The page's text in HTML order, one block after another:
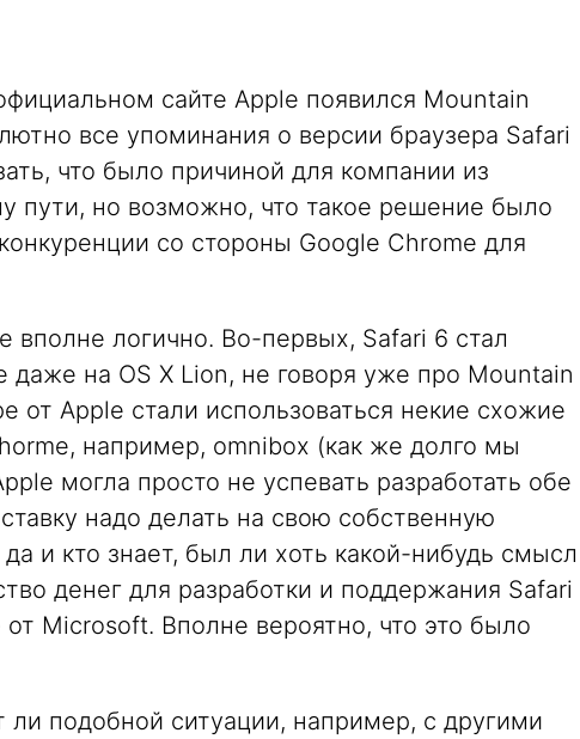
сайте Apple появился Mountain
все упоминания о версии браузера Safari
что было причиной для компании из
пути, но возможно, что такое решение было
со стороны Google Chrome для
логично. Во-первых, Safari 6 стал
даже на OS X Lion, не говоря уже про Mountain
от Apple стали использоваться некие схожие
например, omnibox (как же долго мы
могла просто не успевать разработать обе
надо делать на свою собственную
и кто знает, был ли хоть какой-нибудь смысл
денег для разработки и поддержания Safari
Microsoft. Вполне вероятно, что это было
ли подобной ситуации, например, с другими